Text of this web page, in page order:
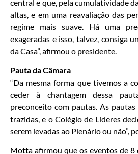
central e que, pela cumulatividade
altas, e em uma reavaliação das
regime mais suave. Há uma
exageradas e isso, talvez, consiga
da Casa”, afirmou o presidente.
Pauta da Câmara
“Da mesma forma que tivemos a
ceder à chantagem dessa
preconceito com pautas. As
trazidas, e o Colégio de Líderes
serem levadas ao Plenário ou não”,
Motta afirmou que os eventos de